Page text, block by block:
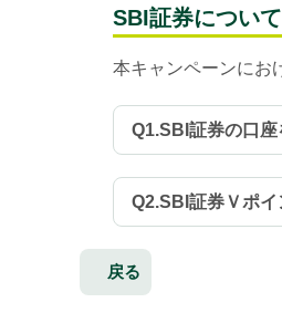
SBI証券について
本キャンペーンにお
Q1.SBI証券の口
Q2.SBI証券Ｖポ
戻る